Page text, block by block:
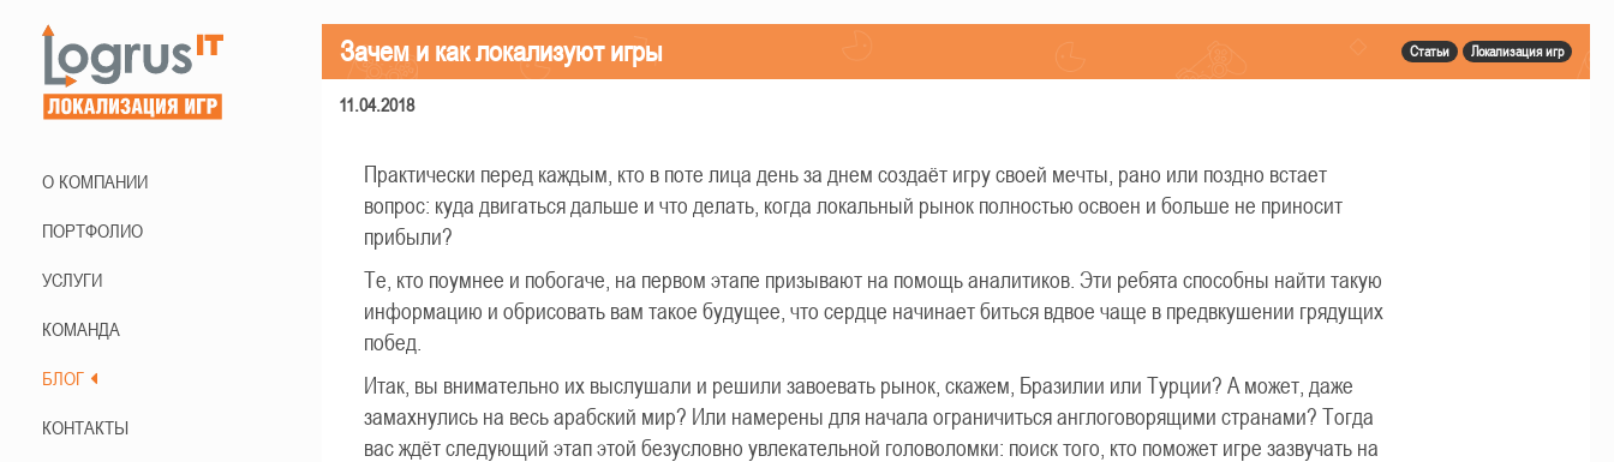
О КОМПАНИИ
ПОРТФОЛИО
УСЛУГИ
КОМАНДА
БЛОГ
КОНТАКТЫ
Зачем и как локализуют игры Статьи Локализация игр
11.04.2018
Практически перед каждым, кто в поте лица день за днем создаёт игру своей мечты, рано или поздно встает
вопрос: куда двигаться дальше и что делать, когда локальный рынок полностью освоен и больше не приносит
прибыли?
Те, кто поумнее и побогаче, на первом этапе призывают на помощь аналитиков. Эти ребята способны найти такую
информацию и обрисовать вам такое будущее, что сердце начинает биться вдвое чаще в предвкушении грядущих
побед.
Итак, вы внимательно их выслушали и решили завоевать рынок, скажем, Бразилии или Турции? А может, даже
замахнулись на весь арабский мир? Или намерены для начала ограничиться англоговорящими странами? Тогда
вас ждёт следующий этап этой безусловно увлекательной головоломки: поиск того, кто поможет игре зазвучать на